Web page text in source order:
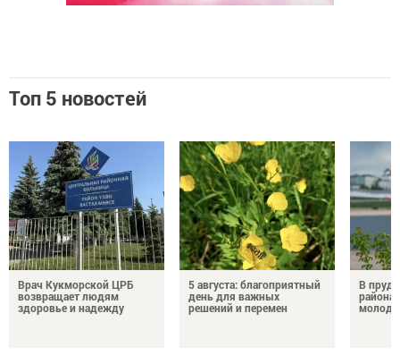
Топ 5 новостей
Врач Кукморской ЦРБ
возвращает людям
здоровье и надежду
5 августа: благоприятный
день для важных
решений и перемен
В
района